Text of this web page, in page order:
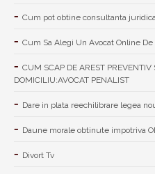
Cum pot obtine consultanta
Cum Sa Alegi Un Avocat Online
CUM SCAP DE AREST PREVENTIV
DOMICILIU:AVOCAT PENALIST
Dare in plata reechilibrare legea
Daune morale obtinute impotriva
Divort Tv